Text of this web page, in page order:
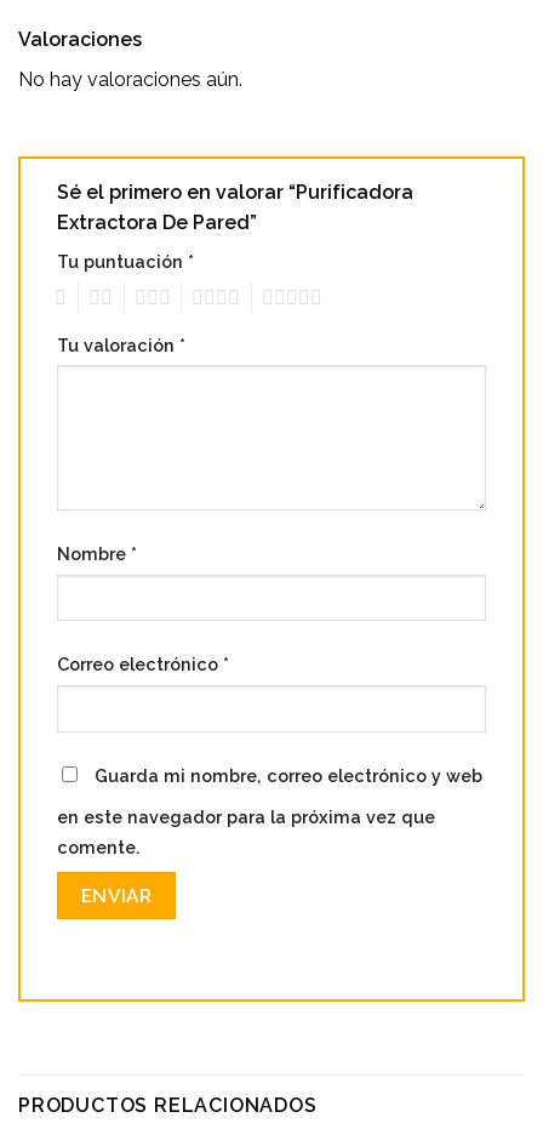
Valoraciones
No hay valoraciones aún.
Sé el primero en valorar “Purificadora
Extractora De Pared”
Tu puntuación *
Tu valoración *
Nombre *
Correo electrónico *
Guarda mi nombre, correo electrónico y web
en este navegador para la próxima vez que
comente.
PRODUCTOS RELACIONADOS